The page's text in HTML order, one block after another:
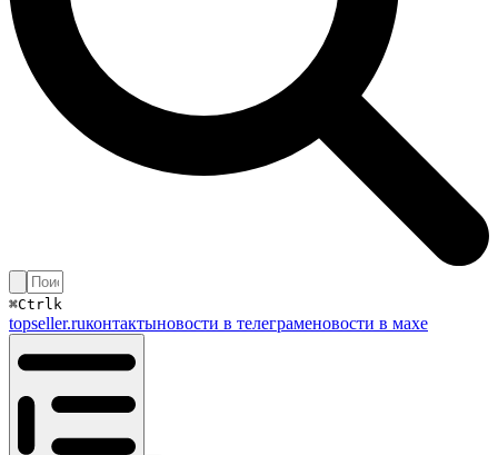
⌘Ctrl k
topseller.ruконтактыновости в телеграменовости в махе